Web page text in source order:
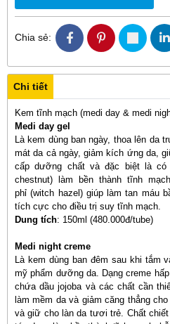
Chia sẻ:
Chi tiết
Kem tĩnh mạch (medi day & medi
Medi day gel
Là kem dùng ban ngày, thoa lên da
mát da cả ngày, giảm kích ứng da,
cấp dưỡng chất và đặc biệt là có
chestnut) làm bền thành tĩnh
phỉ (witch hazel) giúp làm tan máu
tích cực cho điều trị suy tĩnh mạch.
Dung tích: 150ml (480.000đ/tube)
Medi night creme
Là kem dùng ban đêm sau khi tắm
mỹ phẩm dưỡng da. Dạng creme
chứa dầu jojoba và các chất cần
làm mềm da và giảm căng thẳng
và giữ cho làn da tươi trẻ. Chất